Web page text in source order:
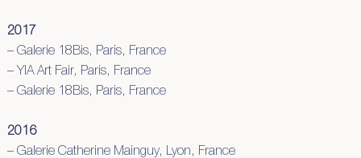
2017
– Galerie 18Bis, Paris, France
– YIA Art Fair, Paris, France
– Galerie 18Bis, Paris, France
2016
– Galerie Catherine Mainguy, Lyon, France